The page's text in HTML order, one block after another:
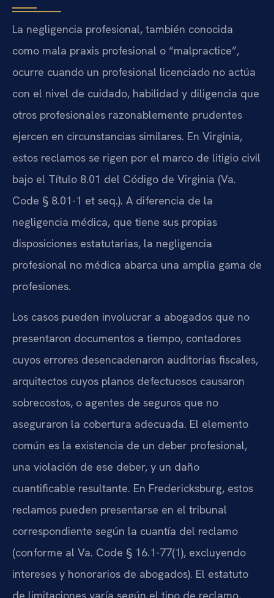
La negligencia profesional, también conocida
como mala praxis profesional o “malpractice”,
ocurre cuando un profesional licenciado no actúa
con el nivel de cuidado, habilidad y diligencia que
otros profesionales razonablemente prudentes
ejercen en circunstancias similares. En Virginia,
estos reclamos se rigen por el marco de litigio civil
bajo el Título 8.01 del Código de Virginia (Va.
Code § 8.01-1 et seq.). A diferencia de la
negligencia médica, que tiene sus propias
disposiciones estatutarias, la negligencia
profesional no médica abarca una amplia gama de
profesiones.
Los casos pueden involucrar a abogados que no
presentaron documentos a tiempo, contadores
cuyos errores desencadenaron auditorías fiscales,
arquitectos cuyos planos defectuosos causaron
sobrecostos, o agentes de seguros que no
aseguraron la cobertura adecuada. El elemento
común es la existencia de un deber profesional,
una violación de ese deber, y un daño
cuantificable resultante. En Fredericksburg, estos
reclamos pueden presentarse en el tribunal
correspondiente según la cuantía del reclamo
(conforme al Va. Code § 16.1-77(1), excluyendo
intereses y honorarios de abogados). El estatuto
de limitaciones varía según el tipo de reclamo,